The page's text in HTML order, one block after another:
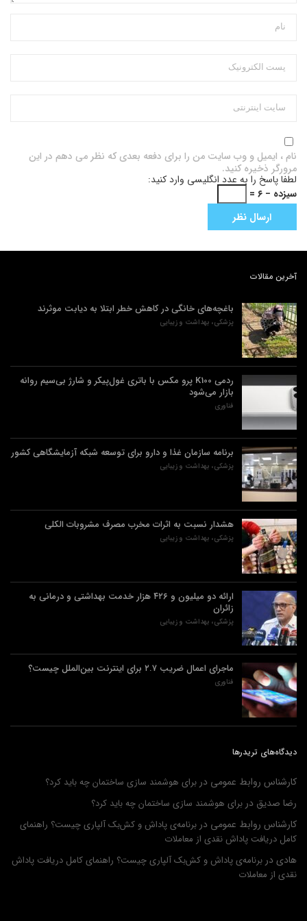
نام ، ایمیل و وب سایت من را برای دفعه بعدی که نظر می دهم در این
مرورگر ذخیره کنید.
لطفا پاسخ را به عدد انگلیسی وارد کنید:
سیزده − ۶ =
آخرین مقالات
باغچه‌های خانگی در کاهش خطر ابتلا به دیابت موثرند
پزشکی، بهداشت و زیبایی
ردمی K100 پرو مکس با باتری غول‌پیکر و شارژ بی‌سیم روانه
بازار می‌شود
فناوری
برنامه سازمان غذا و دارو برای توسعه شبکه آزمایشگاهی کشور
پزشکی، بهداشت و زیبایی
هشدار نسبت به اثرات مخرب مصرف مشروبات الکلی
پزشکی، بهداشت و زیبایی
ارائه دو میلیون و ۴۲۶ هزار خدمت بهداشتی و درمانی به
زائران
پزشکی، بهداشت و زیبایی
ماجرای اعمال ضریب ۲.۷ برای اینترنت بین‌الملل چیست؟
فناوری
دیدگاه‌های تریدرها
کارشناس روابط عمومی در برای هوشمند سازی ساختمان چه باید کرد؟
رضا صدیق در برای هوشمند سازی ساختمان چه باید کرد؟
کارشناس روابط عمومی در برنامه‌ی پاداش و کش‌بک آلپاری چیست؟ راهنمای
کامل دریافت پاداش نقدی از معاملات
هادی در برنامه‌ی پاداش و کش‌بک آلپاری چیست؟ راهنمای کامل دریافت پاداش
نقدی از معاملات